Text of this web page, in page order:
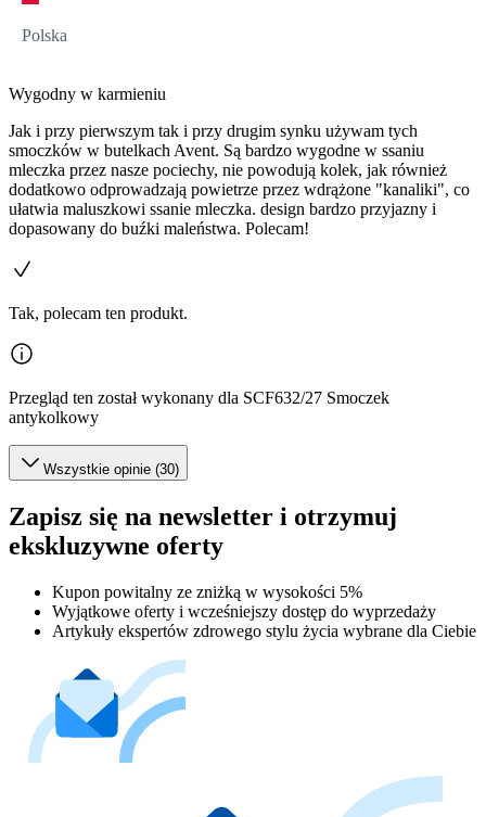
Polska
Wygodny w karmieniu
Jak i przy pierwszym tak i przy drugim synku używam tych
smoczków w butelkach Avent. Są bardzo wygodne w ssaniu
mleczka przez nasze pociechy, nie powodują kolek, jak również
dodatkowo odprowadzają powietrze przez wdrążone "kanaliki", co
ułatwia maluszkowi ssanie mleczka. design bardzo przyjazny i
dopasowany do buźki maleństwa. Polecam!
Tak, polecam ten produkt.
Przegląd ten został wykonany dla SCF632/27 Smoczek
antykolkowy
Wszystkie opinie (30)
Zapisz się na newsletter i otrzymuj
ekskluzywne oferty
Kupon powitalny ze zniżką w wysokości 5%
Wyjątkowe oferty i wcześniejszy dostęp do wyprzedaży
Artykuły ekspertów zdrowego stylu życia wybrane dla Ciebie